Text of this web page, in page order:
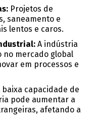
Projetos de
saneamento e
lentos e caros.
A indústria
no mercado global
em processos e
baixa capacidade de
pode aumentar a
afetando a